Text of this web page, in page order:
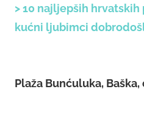
> 10 najljepših hrvatskih
kućni ljubimci
Plaža Bunćuluka,